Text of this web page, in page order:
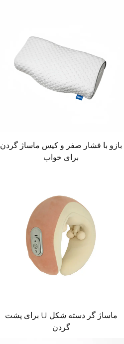
بازو با فشار صفر و کیس ماساژ گردن
برای خواب
ماساژ گر دسته شکل U برای پشت
گردن